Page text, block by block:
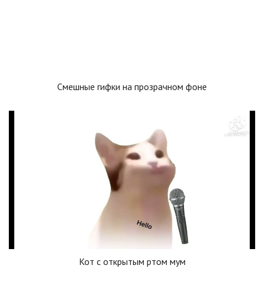
Смешные гифки на прозрачном фоне
Кот с открытым ртом мум